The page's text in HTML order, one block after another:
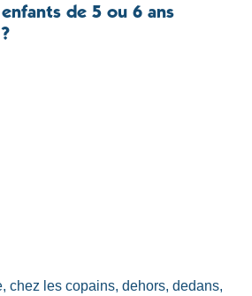
de 5 ou 6 ans
chez les copains, dehors, dedans,